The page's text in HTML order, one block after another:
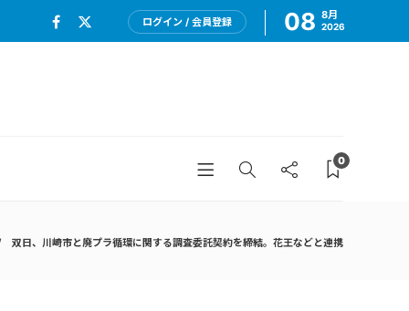
ログイン / 会員登録 08 8月
2026
0
双日、川崎市と廃プラ循環に関する調査委託契約を締結。花王などと連携